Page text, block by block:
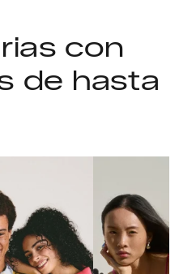
con
de hasta